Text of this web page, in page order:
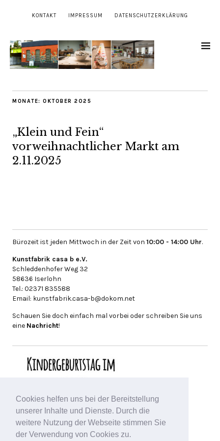
Cookies helfen uns bei der Bereitstellung
unserer Inhalte und Dienste. Durch die
weitere Nutzung der Webseite stimmen Sie
der Verwendung von Cookies zu.
KONTAKT IMPRESSUM DATENSCHUTZERKLÄRUNG
MONATE: OKTOBER 2025
„Klein und Fein“
vorweihnachtlicher Markt am
2.11.2025
Bürozeit ist jeden Mittwoch in der Zeit von 10:00 - 14:00 Uhr.
Kunstfabrik casa b e.V.
Schleddenhofer Weg 32
58636 Iserlohn
Tel.: 02371 835588
Email: kunstfabrik.casa-b@dokom.net
Schauen Sie doch einfach mal vorbei oder schreiben Sie uns
eine Nachricht!